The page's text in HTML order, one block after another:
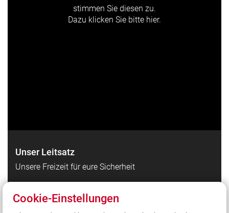
stimmen Sie diesen zu.
Dazu klicken Sie bitte hier.
Unser Leitsatz
Unsere Freizeit für eure Sicherheit
Quicklinks
Cookie-Einstellungen